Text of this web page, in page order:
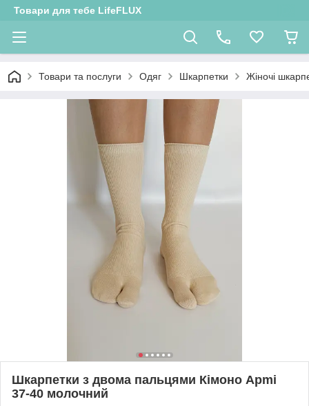
Товари для тебе LifeFLUX
Товари та послуги Одяг Шкарпетки Жіночі
Шкарпетки з двома пальцями Кімоно Apmi
37-40 молочний